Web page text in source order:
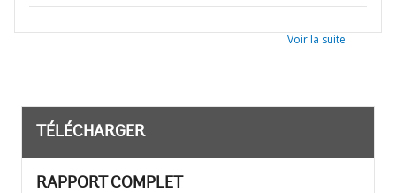
Voir la suite
TÉLÉCHARGER
RAPPORT COMPLET